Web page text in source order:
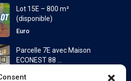
Lot 15E – 800 m²
(disponible)
Euro
Parcelle 7E avec Maison
ECONEST 88 ...